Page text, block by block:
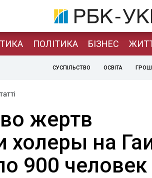
ПОЛІТИКА БІЗНЕС
СУСПІЛЬСТВО ОСВІТА
жертв
холеры на
900 человек